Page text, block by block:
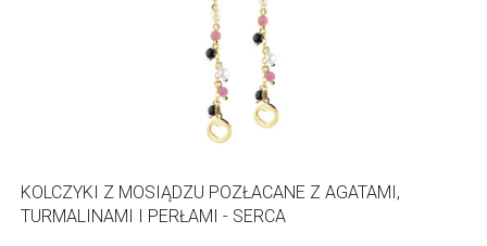
KOLCZYKI Z MOSIĄDZU POZŁACANE Z AGATAMI,
TURMALINAMI I PERŁAMI - SERCA